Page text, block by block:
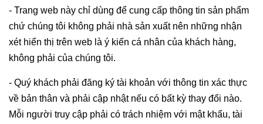
- Trang web này chỉ dùng để cung cấp thông tin sản phẩm
chứ chúng tôi không phải nhà sản xuất nên những nhận
xét hiển thị trên web là ý kiến cá nhân của khách hàng,
không phải của chúng tôi.
- Quý khách phải đăng ký tài khoản với thông tin xác thực
về bản thân và phải cập nhật nếu có bất kỳ thay đổi nào.
Mỗi người truy cập phải có trách nhiệm với mật khẩu, tài